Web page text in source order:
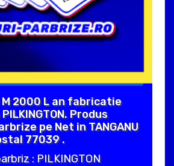
M 2000 L an fabricatie
Produs
pe Net in TANGANU
77039 .
: PILKINGTON